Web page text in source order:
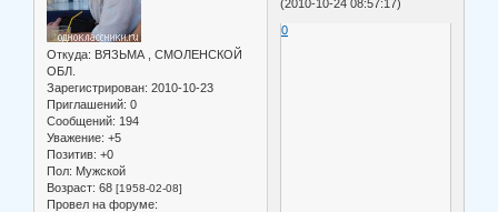
Откуда: ВЯЗЬМА , СМОЛЕНСКОЙ
ОБЛ.
Зарегистрирован: 2010-10-23
Приглашений: 0
Сообщений: 194
Уважение: +5
Позитив: +0
Пол: Мужской
Возраст: 68 [1958-02-08]
Провел на форуме:
(2010-10-24 08:57:17)
0